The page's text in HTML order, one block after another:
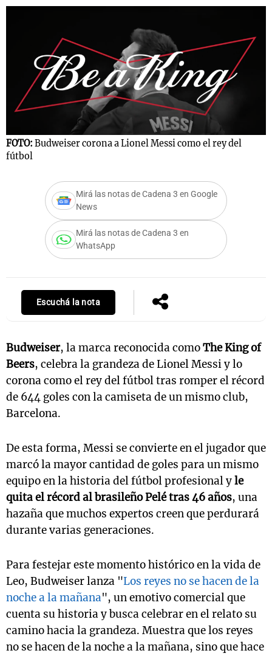
FOTO: Budweiser corona a Lionel Messi como el rey del
fútbol
Mirá las notas de Cadena 3 en Google
News
Mirá las notas de Cadena 3 en
WhatsApp
Escuchá la nota
Budweiser, la marca reconocida comoThe King of
Beers, celebra la grandeza de Lionel Messi y lo
corona como el rey del fútbol tras romper el récord
de 644 goles con la camiseta de un mismo club,
Barcelona.
De esta forma, Messi se convierte en el jugador que
marcó la mayor cantidad de goles para un mismo
equipo en la historia del fútbol profesional yle
quita el récord al brasileño Pelé tras 46 años, una
hazaña que muchos expertos creen que perdurará
durante varias generaciones.
Para festejar este momento histórico en la vida de
Leo, Budweiser lanza "Los reyes no se hacen de la
noche a la mañana", un emotivo comercial que
cuenta su historia y busca celebrar en el relato su
camino hacia la grandeza. Muestra que los reyes
no se hacen de la noche a la mañana, sino que hace
Mundial 2026
Notas
Cadena 3